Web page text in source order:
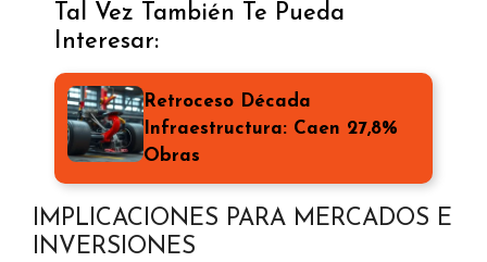
Tal Vez También Te Pueda
Interesar:
Retroceso Década
Infraestructura: Caen 27,8%
Obras
IMPLICACIONES PARA MERCADOS E
INVERSIONES